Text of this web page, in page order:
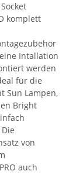
komplett
Intallation
werden
für die
Sun Lampen,
Bright
von
auch